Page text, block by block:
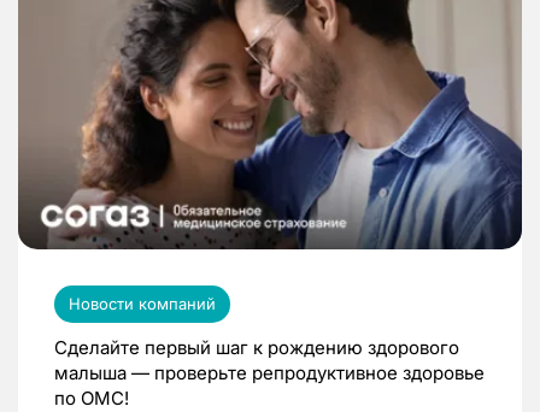
Новости компаний
Сделайте первый шаг к рождению здорового
малыша — проверьте репродуктивное здоровье
по ОМС!